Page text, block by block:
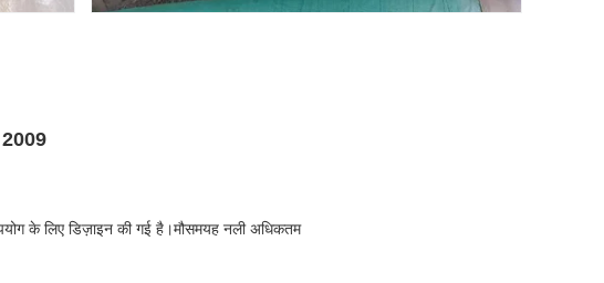
2009
के लिए डिज़ाइन की गई है।मौसमयह नली अधिकतम